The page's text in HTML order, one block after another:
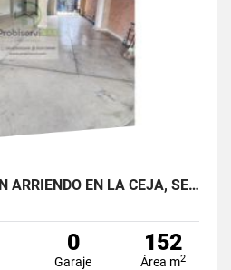
LOCAL COMERCIAL EN ARRIENDO EN LA CEJA, SECTOR FÁTIMA.
0
Garaje
152
Área m2